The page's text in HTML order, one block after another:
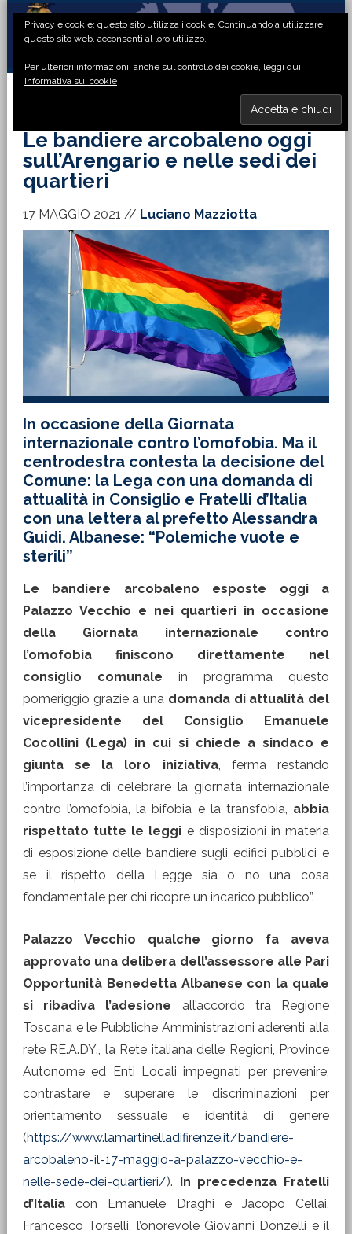
Passa
primaria
Passa
principale
Passa
laterale
Passa
di
Le bandiere arcobaleno oggi
sull’Arengario e nelle sedi dei
quartieri
17 MAGGIO 2021 // Luciano Mazziotta
In occasione della Giornata
internazionale contro l’omofobia. Ma il
centrodestra contesta la decisione del
Comune: la Lega con una domanda di
attualità in Consiglio e Fratelli d’Italia
con una lettera al prefetto Alessandra
Guidi. Albanese: “Polemiche vuote e
sterili”
Le bandiere arcobaleno esposte oggi a
Palazzo Vecchio e nei quartieri in occasione
della Giornata internazionale contro
l’omofobia finiscono direttamente nel
consiglio comunale in programma questo
pomeriggio grazie a una domanda di attualità del
vicepresidente del Consiglio Emanuele
Cocollini (Lega) in cui si chiede a sindaco e
giunta se la loro iniziativa, ferma restando
l’importanza di celebrare la giornata internazionale
contro l’omofobia, la bifobia e la transfobia, abbia
rispettato tutte le leggi e disposizioni in materia
di esposizione delle bandiere sugli edifici pubblici e
se il rispetto della Legge sia o no una cosa
fondamentale per chi ricopre un incarico pubblico”.
Palazzo Vecchio qualche giorno fa aveva
approvato una delibera dell’assessore alle Pari
Opportunità Benedetta Albanese con la quale
si ribadiva l’adesione all’accordo tra Regione
Toscana e le Pubbliche Amministrazioni aderenti alla
rete RE.A.DY., la Rete italiana delle Regioni, Province
Autonome ed Enti Locali impegnati per prevenire,
contrastare e superare le discriminazioni per
orientamento sessuale e identità di genere
(https://www.lamartinelladifirenze.it/bandiere-
arcobaleno-il-17-maggio-a-palazzo-vecchio-e-
nelle-sede-dei-quartieri/). In precedenza Fratelli
d’Italiacon Emanuele Draghi e Jacopo Cellai,
Francesco Torselli, l’onorevole Giovanni Donzelli e il
Privacy e cookie: questo sito utilizza i cookie. Continuando a utilizzare
questo sito web, acconsenti al loro utilizzo.
Per ulteriori informazioni, anche sul controllo dei cookie, leggi qui:
Informativa sui cookie